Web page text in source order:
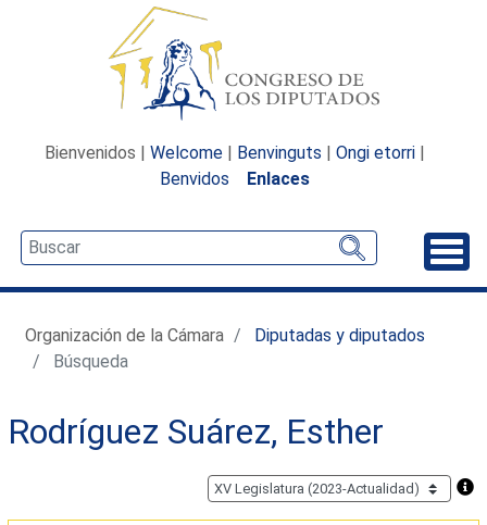
Bienvenidos | Welcome | Benvinguts | Ongi etorri |
Benvidos
Enlaces
Organización de la Cámara
Diputadas y diputados
Búsqueda
Rodríguez Suárez, Esther